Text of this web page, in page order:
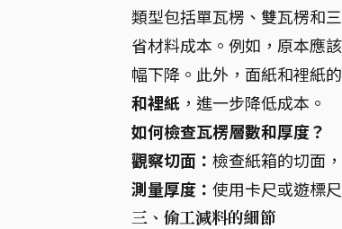
類型包括單瓦楞、雙瓦楞和
省材料成本。例如，原本應
幅下降。此外，面紙和裡紙
和裡紙 ，進一步降低成本。
如何檢查瓦楞層數和厚度？
觀察切面： 檢查紙箱的切面
測量厚度： 使用卡尺或遊標
三、偷工減料的細節